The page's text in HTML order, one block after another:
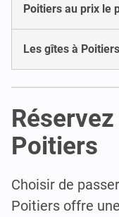
Poitiers au prix le
Les gîtes à
Poitiers
Choisir de
Poitiers offre